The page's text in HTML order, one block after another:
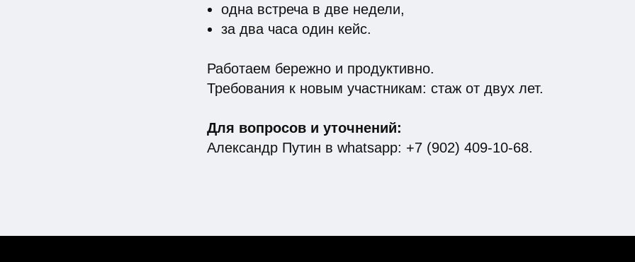
одна встреча в две недели,
за два часа один кейс.
Работаем бережно и продуктивно.
Требования к новым участникам: стаж от двух лет.
Для вопросов и уточнений:
Александр Путин в whatsapp: +7 (902) 409-10-68.